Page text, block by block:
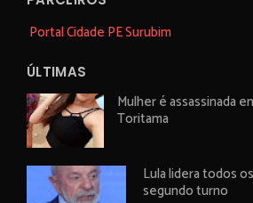
Portal Cidade PE Surubim
ÚLTIMAS
Mulher é assassinada
Toritama
Lula lidera todos
segundo turno